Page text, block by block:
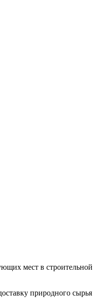
мест в строительной
природного сырья